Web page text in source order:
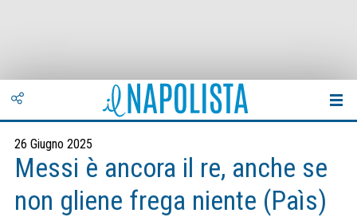
26 Giugno 2025
Messi è ancora il re, anche se
non gliene frega niente (Paìs)